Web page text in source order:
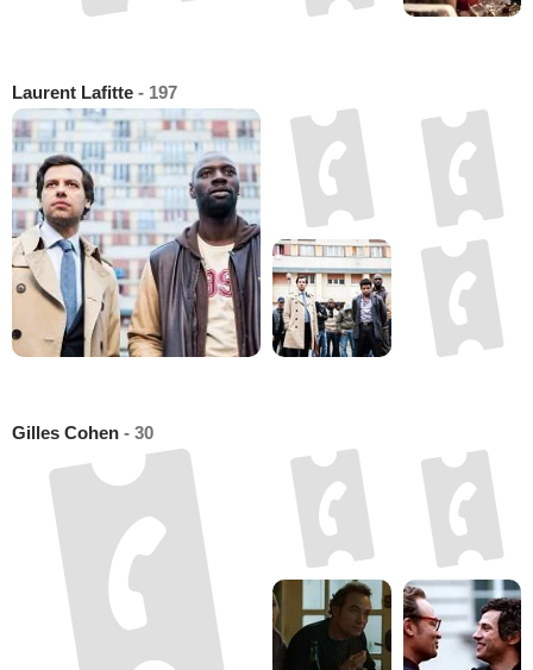
Laurent Lafitte - 197
Gilles Cohen - 30